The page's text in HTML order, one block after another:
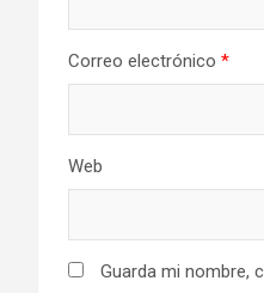
Correo electrónico *
Web
Guarda mi nombre,